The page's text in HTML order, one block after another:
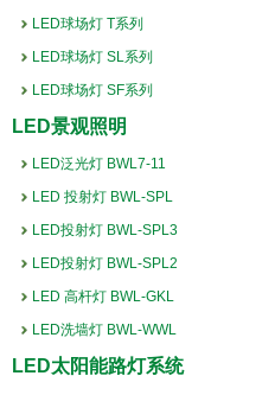
LED球场灯 T系列
LED球场灯 SL系列
LED球场灯 SF系列
LED景观照明
LED泛光灯 BWL7-11
LED 投射灯 BWL-SPL
LED投射灯 BWL-SPL3
LED投射灯 BWL-SPL2
LED 高杆灯 BWL-GKL
LED洗墙灯 BWL-WWL
LED太阳能路灯系统